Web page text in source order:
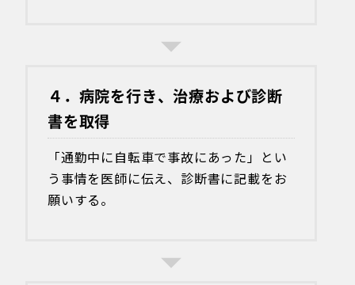
４．病院を行き、治療および診断
書を取得
「通勤中に自転車で事故にあった」とい
う事情を医師に伝え、診断書に記載をお
願いする。